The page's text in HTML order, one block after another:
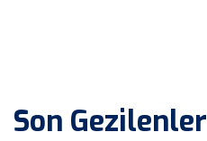
Son Gezilenler